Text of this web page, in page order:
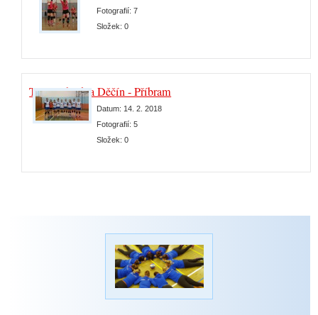
Fotografií:7
Složek:0
TJ Rumburk a Děčín - Příbram
Datum: 14. 2. 2018
Fotografií:5
Složek:0